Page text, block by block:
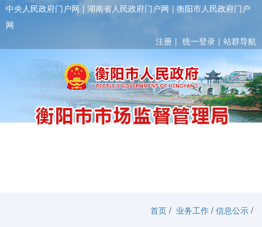
中央人民政府门户网 湖南省人民政府门户网
衡阳市人民政府门户
网
注册
统一登录 站群导航
首页 / 业务工作 / 信息公示 /